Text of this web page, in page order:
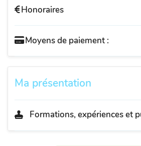
Honoraires
Moyens de paiement :
Ma présentation
Formations, expériences et